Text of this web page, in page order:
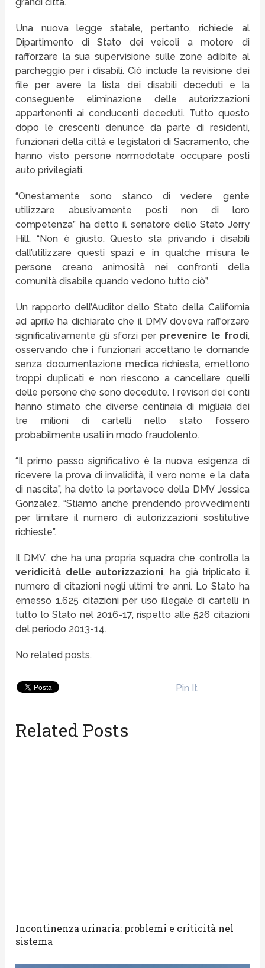
Una nuova legge statale, pertanto, richiede al
Dipartimento di Stato dei veicoli a motore di
rafforzare la sua supervisione sulle zone adibite al
parcheggio per i disabili. Ciò include la revisione dei
file per avere la lista dei disabili deceduti e la
conseguente eliminazione delle autorizzazioni
appartenenti ai conducenti deceduti. Tutto questo
dopo le crescenti denunce da parte di residenti,
funzionari della città e legislatori di Sacramento, che
hanno visto persone normodotate occupare posti
auto privilegiati.
“Onestamente sono stanco di vedere gente
utilizzare abusivamente posti non di loro
competenza” ha detto il senatore dello Stato Jerry
Hill. “Non è giusto. Questo sta privando i disabili
dall’utilizzare questi spazi e in qualche misura le
persone creano animosità nei confronti della
comunità disabile quando vedono tutto ciò”.
Un rapporto dell’Auditor dello Stato della California
ad aprile ha dichiarato che il DMV doveva rafforzare
significativamente gli sforzi per prevenire le frodi,
osservando che i funzionari accettano le domande
senza documentazione medica richiesta, emettono
troppi duplicati e non riescono a cancellare quelli
delle persone che sono decedute. I revisori dei conti
hanno stimato che diverse centinaia di migliaia dei
tre milioni di cartelli nello stato fossero
probabilmente usati in modo fraudolento.
“Il primo passo significativo è la nuova esigenza di
ricevere la prova di invalidità, il vero nome e la data
di nascita”, ha detto la portavoce della DMV Jessica
Gonzalez. “Stiamo anche prendendo provvedimenti
per limitare il numero di autorizzazioni sostitutive
richieste”.
Il DMV, che ha una propria squadra che controlla la
veridicità delle autorizzazioni, ha già triplicato il
numero di citazioni negli ultimi tre anni. Lo Stato ha
emesso 1.625 citazioni per uso illegale di cartelli in
tutto lo Stato nel 2016-17, rispetto alle 526 citazioni
del periodo 2013-14.
No related posts.
Pin It
Related Posts
Incontinenza urinaria: problemi e criticità nel
sistema